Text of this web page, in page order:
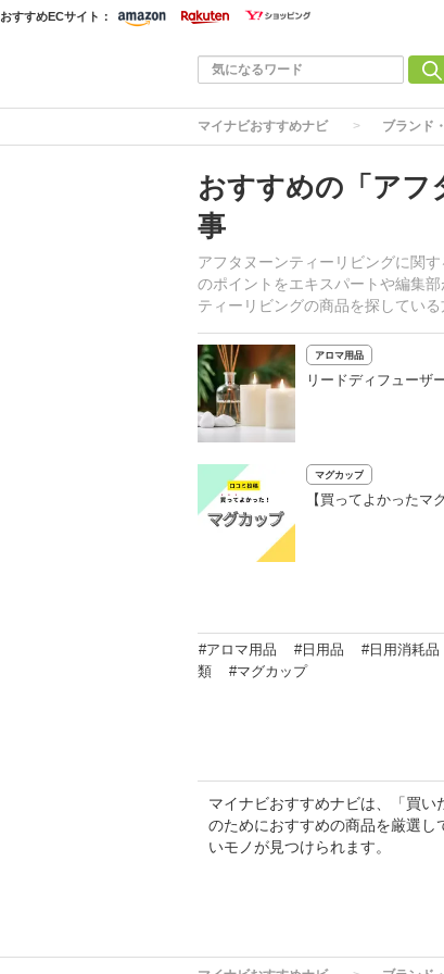
おすすめECサイト：
マイナビおすすめナビ ブランド
おすすめの「アフ
事
アフタヌーンティーリビングに関
のポイントをエキスパートや編集
ティーリビングの商品を探してい
アロマ用品
リードディフューザ
マグカップ
【買ってよかったマ
#アロマ用品 #日用品 #日用消耗品
類
#マグカップ
マイナビおすすめナビは、「買
のためにおすすめの商品を厳選し
いモノが見つけられます。